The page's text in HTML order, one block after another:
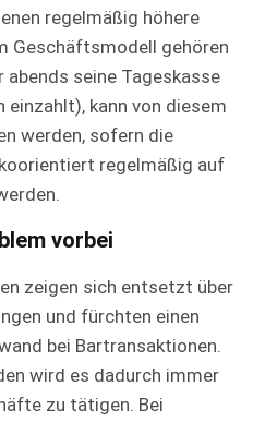
regelmäßig höhere
Geschäftsmodell gehören
abends seine Tageskasse
einzahlt), kann von diesem
werden, sofern die
regelmäßig auf
vorbei
zeigen sich entsetzt über
und fürchten einen
bei Bartransaktionen.
wird es dadurch immer
zu tätigen. Bei